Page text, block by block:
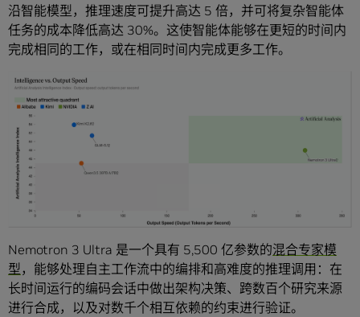
沿智能模型，推理速度可提升高达 5 倍，并可将复杂智能体
任务的成本降低高达 30%。这使智能体能够在更短的时间内
完成相同的工作，或在相同时间内完成更多工作。
Nemotron 3 Ultra 是一个具有 5,500 亿参数的混合专家模
型，能够处理自主工作流中的编排和高难度的推理调用：在
长时间运行的编码会话中做出架构决策、跨数百个研究来源
进行合成，以及对数千个相互依赖的约束进行验证。